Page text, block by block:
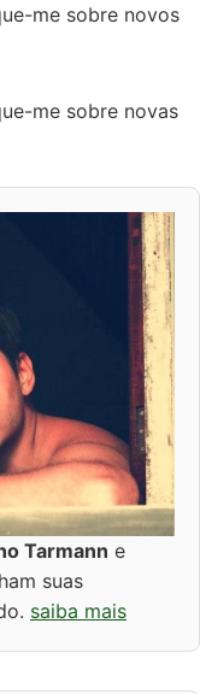
me sobre novos
me sobre novas
Tarmann e
suas
saiba mais